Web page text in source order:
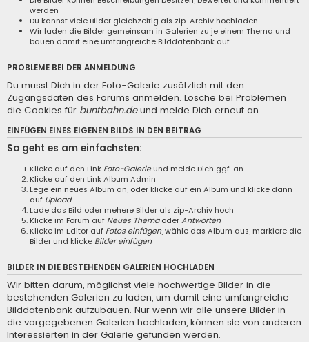
werden
Du kannst viele Bilder gleichzeitig als zip-Archiv hochladen
Wir laden die Bilder gemeinsam in Galerien zu je einem Thema und
bauen damit eine umfangreiche Bilddatenbank auf
PROBLEME BEI DER ANMELDUNG
Du musst Dich in der Foto-Galerie zusätzlich mit den
Zugangsdaten des Forums anmelden. Lösche bei Problemen
die Cookies für buntbahn.deund melde Dich erneut an.
EINFÜGEN EINES EIGENEN BILDS IN DEN BEITRAG
So geht es am einfachsten:
Klicke auf den Link Foto-Galerieund melde Dich ggf. an
Klicke auf den LinkAlbum Admin
Lege ein neues Album an, oder klicke auf ein Album und klicke dann
auf Upload
Lade das Bild oder mehere Bilder als zip-Archiv hoch
Klicke im Forum auf Neues ThemaoderAntworten
Klicke im Editor auf Fotos einfügen , wähle das Album aus, markiere die
Bilder und klicke Bilder einfügen
BILDER IN DIE BESTEHENDEN GALERIEN HOCHLADEN
Wir bitten darum, möglichst viele hochwertige Bilder in die
bestehenden Galerien zu laden, um damit eine umfangreiche
Bilddatenbank aufzubauen. Nur wenn wir alle unsere Bilder in
die vorgegebenen Galerien hochladen, können sie von anderen
Interessierten in der Galerie gefunden werden.